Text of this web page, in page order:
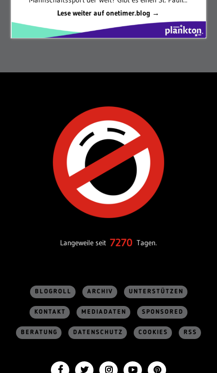
Lese weiter auf onetimer.blog →
Langeweile seit 7270 Tagen.
BLOGROLL ARCHIV UNTERSTÜTZEN
KONTAKT MEDIADATEN SPONSORED
BERATUNG DATENSCHUTZ COOKIES RSS